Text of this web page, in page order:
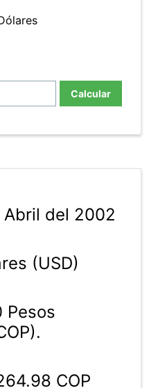
Calcular
Abril del 2002
(USD)
Pesos
COP